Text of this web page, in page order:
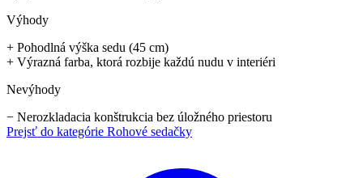
Výhody
+ Pohodlná výška sedu (45 cm)
+ Výrazná farba, ktorá rozbije každú nudu v interiéri
Nevýhody
− Nerozkladacia konštrukcia bez úložného priestoru
Prejsť do kategórie Rohové sedačky